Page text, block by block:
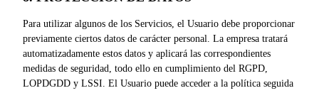
Para utilizar algunos de los Servicios, el Usuario debe proporcionar
previamente ciertos datos de carácter personal. La empresa tratará
automatizadamente estos datos y aplicará las correspondientes
medidas de seguridad, todo ello en cumplimiento del RGPD,
LOPDGDD y LSSI. El Usuario puede acceder a la política seguida